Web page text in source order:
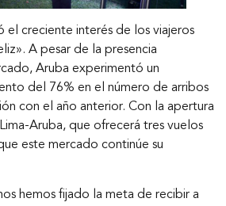
el creciente interés de los viajeros
A pesar de la presencia
Aruba experimentó un
del 76% en el número de arribos
con el año anterior. Con la apertura
Aruba, que ofrecerá tres vuelos
este mercado continúe su
hemos fijado la meta de recibir a